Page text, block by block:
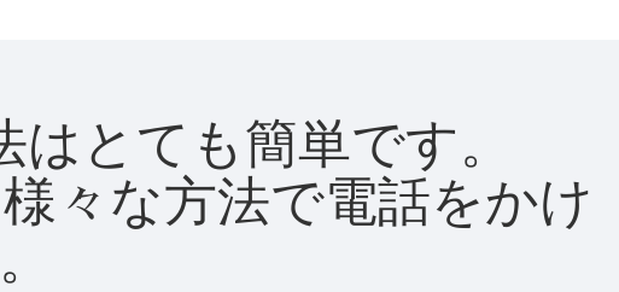
とても簡単です。
々な方法で電話をかけ